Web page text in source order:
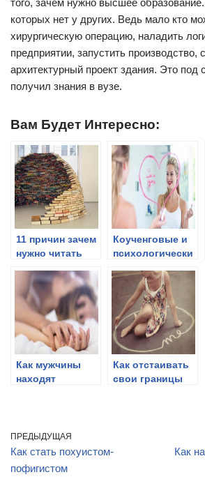
того, зачем нужно высшее
которых нет у других. Ведь мало кто
хирургическую операцию, наладить
предприятии, запустить производство,
архитектурный проект здания. Это под
получил знания в вузе.
Вам Будет Интересно:
11 причин зачем
нужно читать
Коученговые и
психологически
которые нужно
задать самому
себе
Как мужчины
находят
Как отстаивать
свои границы
ПРЕДЫДУЩАЯ
Как стать похуистом-
пофигистом
Как